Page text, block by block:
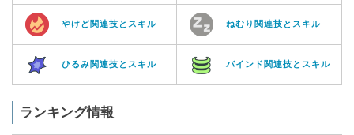
やけど関連技とスキル ねむり関連技とスキル
ひるみ関連技とスキル バインド関連技とスキル
ランキング情報